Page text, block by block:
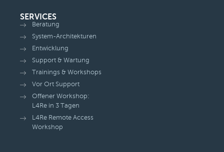
SERVICES
Beratung
System-Architekturen
Entwicklung
Support & Wartung
Trainings & Workshops
Vor Ort Support
Offener Workshop:
L4Re in 3 Tagen
L4Re Remote Access
Workshop